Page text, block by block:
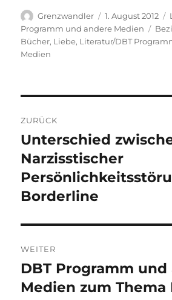
Autor
Grenzwandler
Veröffentlicht
am
1. August 2012
Programm und andere Medien
Bücher, Liebe, Literatur/DBT
Medien
ZURÜCK
Vorheriger
Beitrag:
Unterschied
Narzisstischer
Borderline
WEITER
Nächster
Beitrag:
DBT Programm und
Medien zum